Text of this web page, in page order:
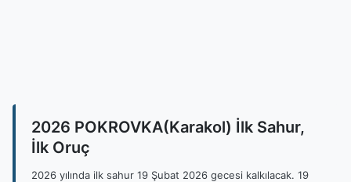
2026 POKROVKA(Karakol) İlk Sahur,
İlk Oruç
2026 yılında ilk sahur 19 Şubat 2026 gecesi kalkılacak. 19